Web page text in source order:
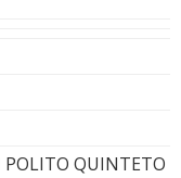
QUINTETO